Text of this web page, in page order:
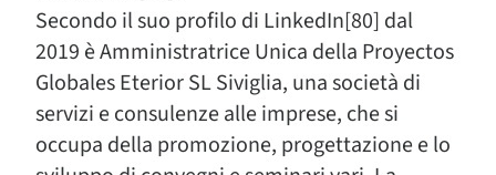
Secondo il suo profilo di LinkedIn[80] dal
2019 è Amministratrice Unica della Proyectos
Globales Eterior SL Siviglia, una società di
servizi e consulenze alle imprese, che si
occupa della promozione, progettazione e lo